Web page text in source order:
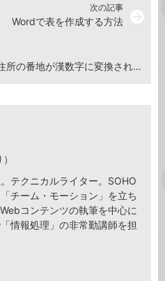
Wordのあて名印刷で、住所の番地が漢数字に変換されないときは
次の記事
Wordで表を作成する方法
テクニカルライター。SOHO
チーム・モーション」を立ち
コンテンツの執筆を中心に
情報処理」の非常勤講師を担